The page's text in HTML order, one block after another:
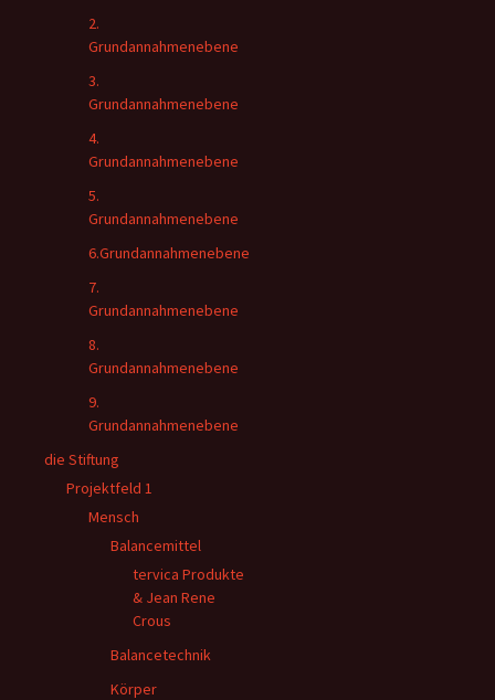
2.
Grundannahmenebene
3.
Grundannahmenebene
4.
Grundannahmenebene
5.
Grundannahmenebene
6.Grundannahmenebene
7.
Grundannahmenebene
8.
Grundannahmenebene
9.
Grundannahmenebene
die Stiftung
Projektfeld 1
Mensch
Balancemittel
tervica Produkte
& Jean Rene
Crous
Balancetechnik
Körper